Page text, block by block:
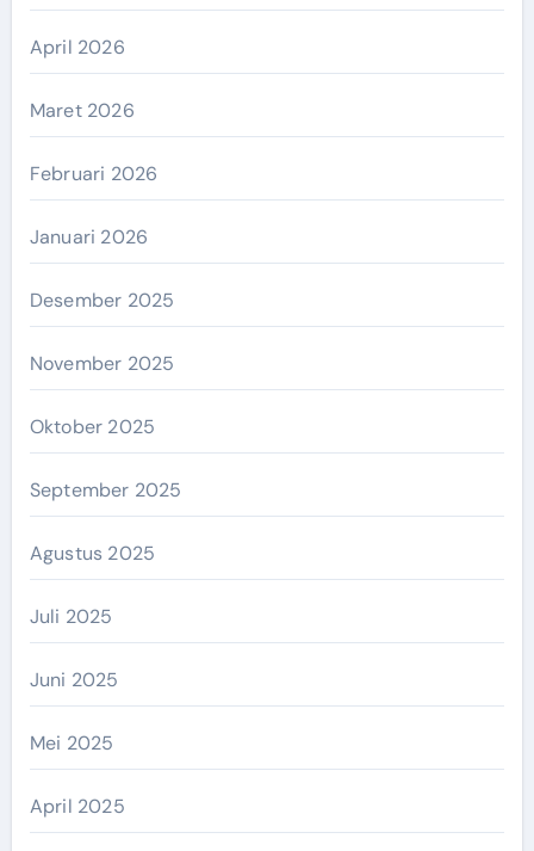
April 2026
Maret 2026
Februari 2026
Januari 2026
Desember 2025
November 2025
Oktober 2025
September 2025
Agustus 2025
Juli 2025
Juni 2025
Mei 2025
April 2025